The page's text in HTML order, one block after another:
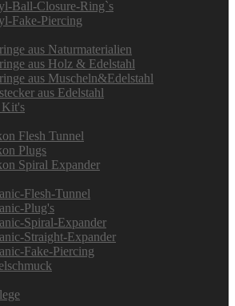
Ball-Closure-Ring`s
Fake-Piercing
aus Naturmaterialien
aus Holz & Edelstahl
aus Muscheln&Edelstahl
aus Edelstahl
Kit's
Flesh Tunnel
Plugs
Spiral Expander
Flesh-Tunnel
Plug's
Spiral-Expander
Straight-Expander
Fake-Piercing